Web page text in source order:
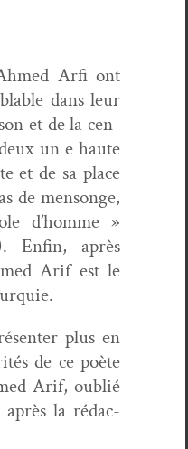
Arfi ont
dans leur
et de la cen­
un e haute
et de sa place
de men­songe,
d’homme »
Enfin, après
Arif est le
plus en
de ce poète
Arif, oublié
après la rédac­